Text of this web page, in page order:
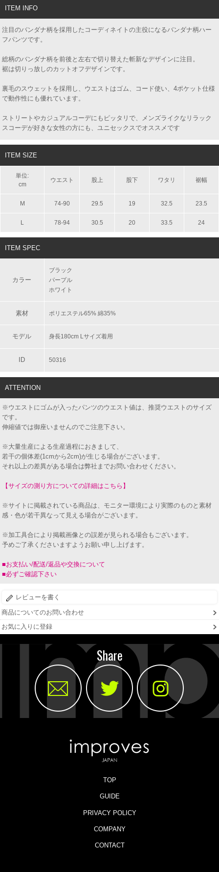
ITEM INFO
注目のバンダナ柄を採用したコーディネイトの主役になるバンダナ柄ハー
フパンツです。
総柄のバンダナ柄を前後と左右で切り替えた斬新なデザインに注目。
裾は切りっ放しのカットオフデザインです。
裏毛のスウェットを採用し、ウエストはゴム、コード使い、4ポケット仕様
で動作性にも優れています。
ストリートやカジュアルコーデにもピッタリで、メンズライクなリラック
スコーデが好きな女性の方にも、ユニセックスでオススメです
ITEM SIZE
単位:
cm
ウエスト 股上 股下 ワタリ 裾幅
M 74-90 29.5 19 32.5 23.5
L 78-94 30.5 20 33.5 24
ITEM SPEC
カラー
ブラック
パープル
ホワイト
素材 ポリエステル65% 綿35%
モデル 身長180cm Lサイズ着用
ID 50316
ATTENTION
※ウエストにゴムが入ったパンツのウエスト値は、推奨ウエストのサイズ
です。
伸縮値では御座いませんのでご注意下さい。
※大量生産による生産過程におきまして、
若干の個体差(1cmから2cm)が生じる場合がございます。
それ以上の差異がある場合は弊社までお問い合わせください。
【サイズの測り方についての詳細はこちら】
※サイトに掲載されている商品は、モニター環境により実際のものと素材
感・色が若干異なって見える場合がございます。
※加工具合により掲載画像との誤差が見られる場合もございます。
予めご了承くださいますようお願い申し上げます。
■お支払い/配送/返品や交換について
■必ずご確認下さい
レビューを書く
商品についてのお問い合わせ
お気に入りに登録
Share
TOP
GUIDE
PRIVACY POLICY
COMPANY
CONTACT